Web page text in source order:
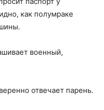
как полумраке
военный,
отвечает парень.